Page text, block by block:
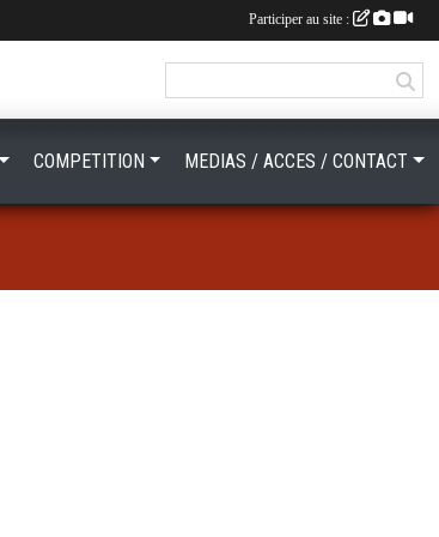
COMPETITION MEDIAS / ACCES / CONTACT
Participer au site :